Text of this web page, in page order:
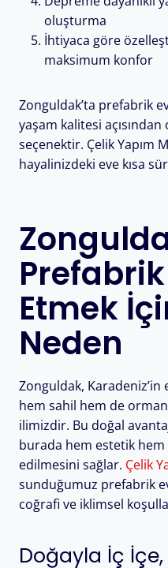
oluşturma
İhtiyaca göre
maksimum konfor
Zonguldak’ta prefabrik
yaşam kalitesi
seçenektir. Çelik Yapım
hayalinizdeki eve kısa
Etmek
Neden
Zonguldak, Karadeniz’in
hem sahil hem de
ilimizdir. Bu doğal
burada hem estetik
edilmesini sağlar. Çelik
sunduğumuz prefabrik
coğrafi ve iklimsel
Doğayla İç